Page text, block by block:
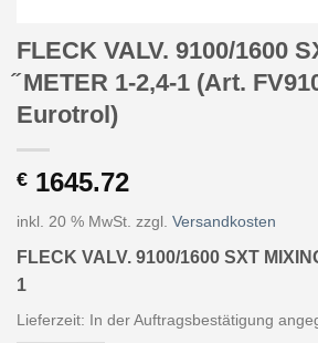
FLECK VALV. 9100/1600
METER 1-2,4-1 (Art.
Eurotrol)
€ 1645.72
inkl. 20 % MwSt. zzgl. Versandkosten
FLECK VALV. 9100/1600 SXT
1
Lieferzeit: In der Auftragsbestätigung